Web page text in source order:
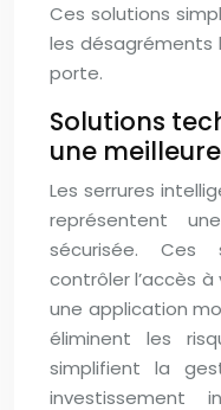
Ces solutions
les désagréments
porte.
Solutions
une
Les serrures
représentent
sécurisée. Ces
contrôler l’accès
une application
éliminent les
simplifient la
investissement